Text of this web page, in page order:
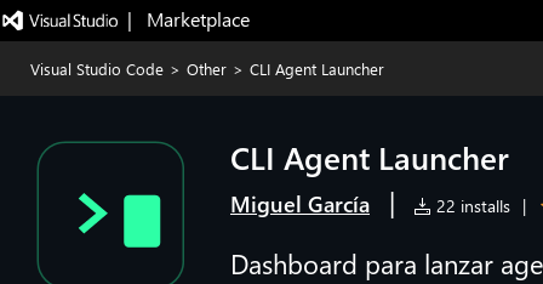
|   Marketplace
Visual Studio Code > Other > CLI Agent Launcher
CLI Agent Launcher
Miguel García | 22 installs |
Dashboard para lanzar